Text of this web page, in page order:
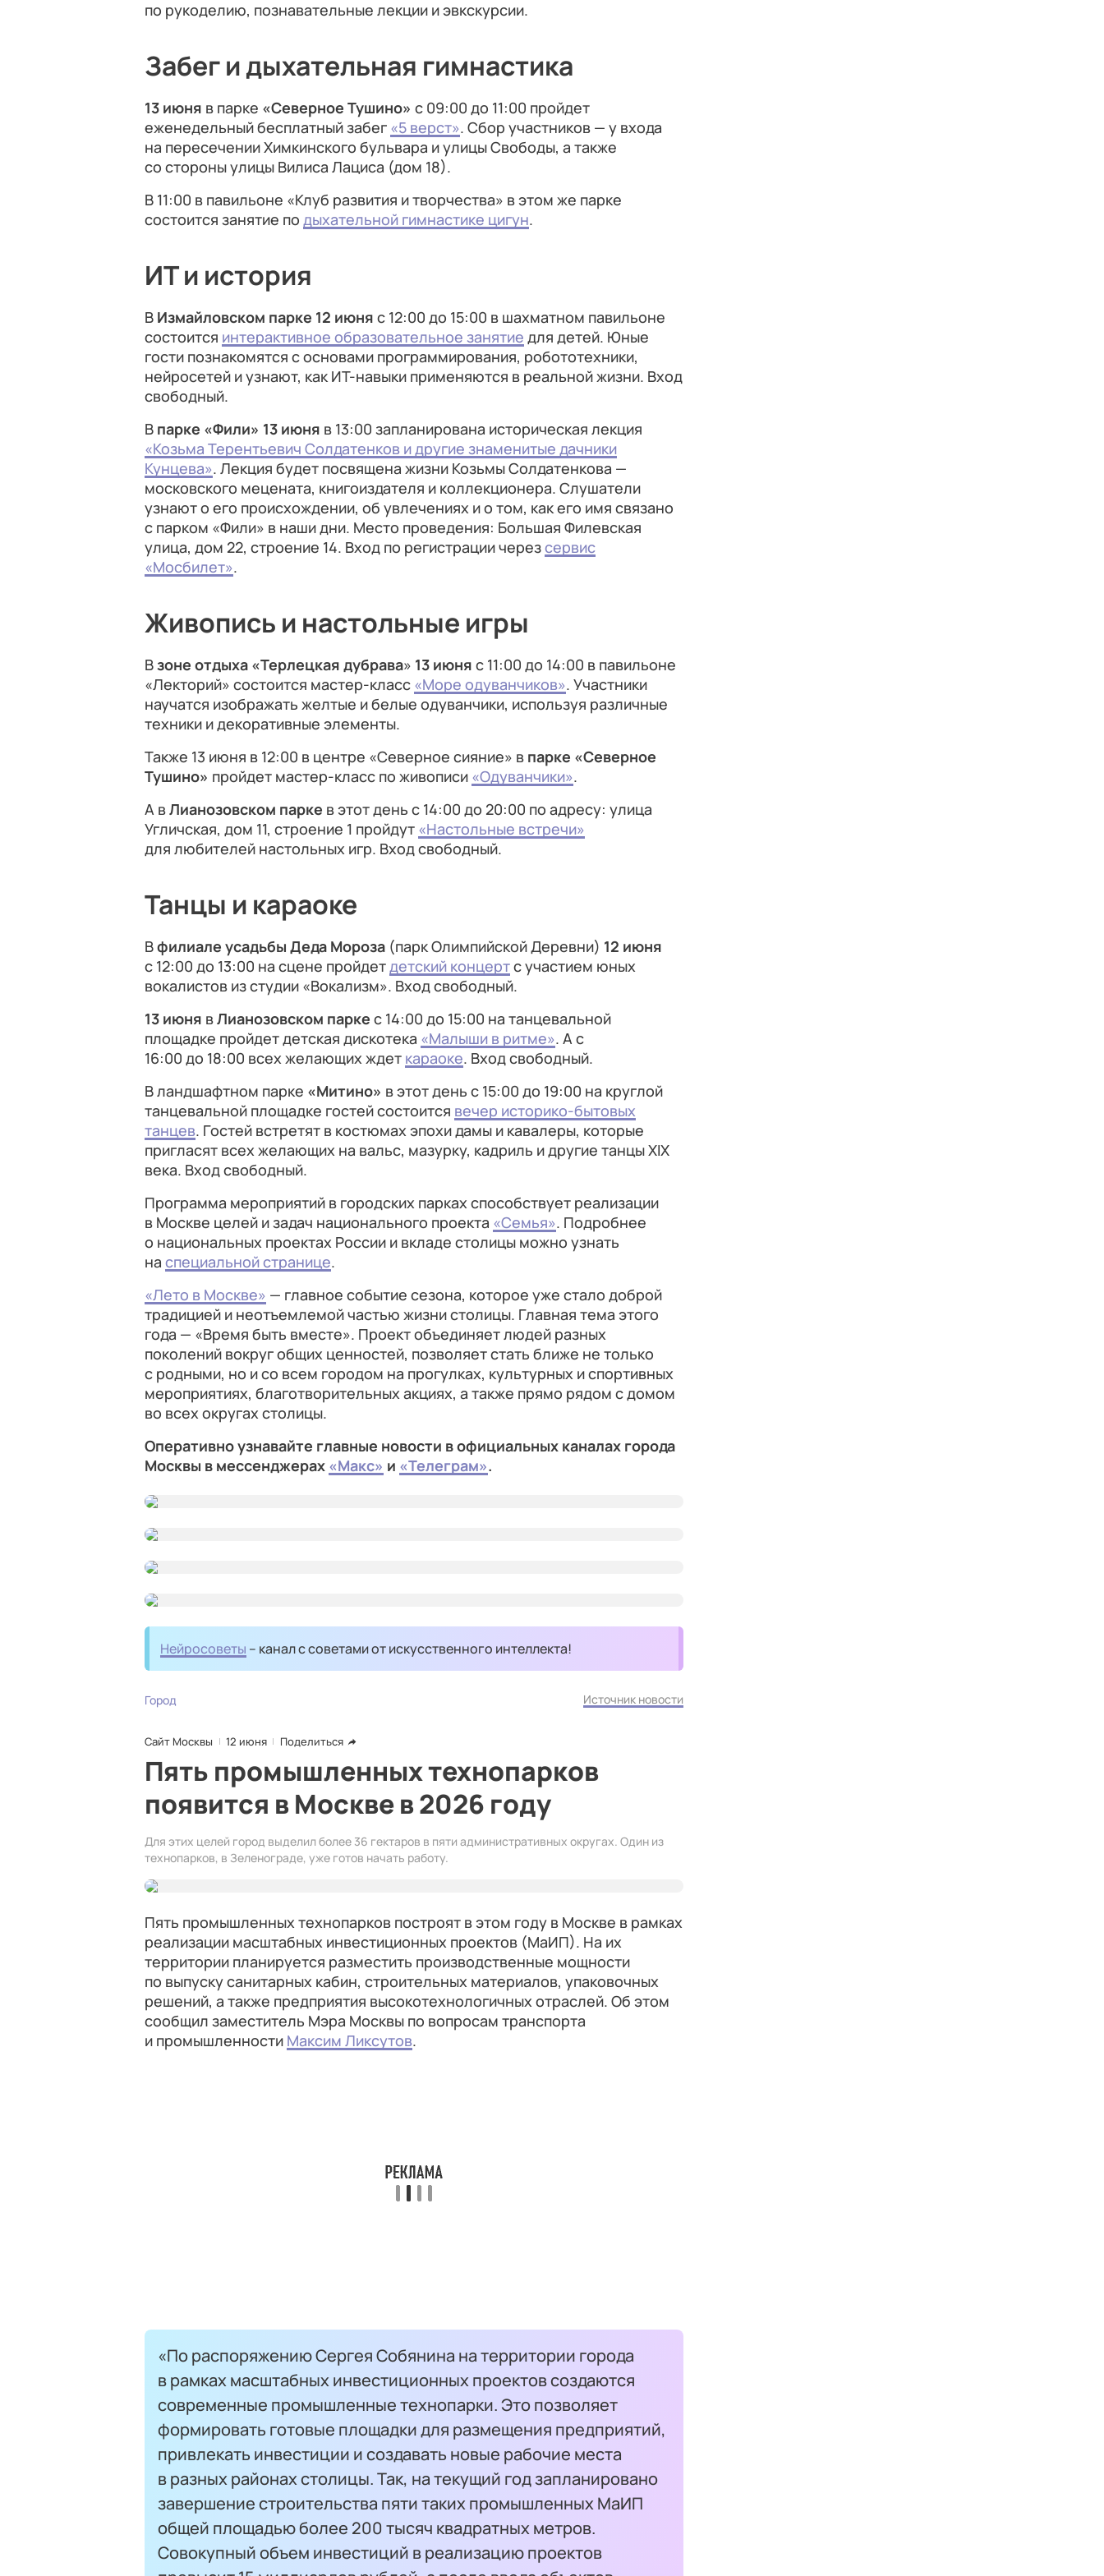
по рукоделию, познавательные лекции и эвкскурсии.
Забег и дыхательная гимнастика
13 июня в парке «Северное Тушино» с 09:00 до 11:00 пройдет
еженедельный бесплатный забег «5 верст». Сбор участников — у входа
на пересечении Химкинского бульвара и улицы Свободы, а также
со стороны улицы Вилиса Лациса (дом 18).
В 11:00 в павильоне «Клуб развития и творчества» в этом же парке
состоится занятие по дыхательной гимнастике цигун.
ИТ и история
В Измайловском парке 12 июня с 12:00 до 15:00 в шахматном павильоне
состоится интерактивное образовательное занятие для детей. Юные
гости познакомятся с основами программирования, робототехники,
нейросетей и узнают, как ИТ-навыки применяются в реальной жизни. Вход
свободный.
В парке «Фили» 13 июня в 13:00 запланирована историческая лекция
«Козьма Терентьевич Солдатенков и другие знаменитые дачники
Кунцева». Лекция будет посвящена жизни Козьмы Солдатенкова —
московского мецената, книгоиздателя и коллекционера. Слушатели
узнают о его происхождении, об увлечениях и о том, как его имя связано
с парком «Фили» в наши дни. Место проведения: Большая Филевская
улица, дом 22, строение 14. Вход по регистрации черезсервис
«Мосбилет».
Живопись и настольные игры
Взоне отдыха «Терлецкая дубрава» 13 июня с 11:00 до 14:00 в павильоне
«Лекторий» состоится мастер-класс «Море одуванчиков». Участники
научатся изображать желтые и белые одуванчики, используя различные
техники и декоративные элементы.
Также 13 июня в 12:00 в центре «Северное сияние» в парке «Северное
Тушино» пройдет мастер-класс по живописи «Одуванчики».
А вЛианозовском парке в этот день с 14:00 до 20:00 по адресу: улица
Угличская, дом 11, строение 1 пройдут «Настольные встречи»
для любителей настольных игр. Вход свободный.
Танцы и караоке
Вфилиале усадьбы Деда Мороза (парк Олимпийской Деревни) 12 июня
с 12:00 до 13:00 на сцене пройдетдетский концертс участием юных
вокалистов из студии «Вокализм». Вход свободный.
13 июня вЛианозовском парке с 14:00 до 15:00 на танцевальной
площадке пройдет детская дискотека «Малыши в ритме». А с
16:00 до 18:00 всех желающих ждет караоке. Вход свободный.
В ландшафтном парке «Митино» в этот день с 15:00 до 19:00 на круглой
танцевальной площадке гостей состоится вечер историко-бытовых
танцев. Гостей встретят в костюмах эпохи дамы и кавалеры, которые
пригласят всех желающих на вальс, мазурку, кадриль и другие танцы XIX
века. Вход свободный.
Программа мероприятий в городских парках способствует реализации
в Москве целей и задач национального проекта «Семья». Подробнее
о национальных проектах России и вкладе столицы можно узнать
на специальной странице.
«Лето в Москве» — главное событие сезона, которое уже стало доброй
традицией и неотъемлемой частью жизни столицы. Главная тема этого
года — «Время быть вместе». Проект объединяет людей разных
поколений вокруг общих ценностей, позволяет стать ближе не только
с родными, но и со всем городом на прогулках, культурных и спортивных
мероприятиях, благотворительных акциях, а также прямо рядом с домом
во всех округах столицы.
Оперативно узнавайте главные новости в официальных каналах города
Москвы в мессенджерах «Макс» и «Телеграм».
Нейросоветы – канал с советами от искусственного интеллекта!
Город Источник новости
Сайт Москвы 12 июня Поделиться
Пять промышленных технопарков
появится в Москве в 2026 году
Для этих целей город выделил более 36 гектаров в пяти административных округах. Один из
технопарков, в Зеленограде, уже готов начать работу.
Пять промышленных технопарков построят в этом году в Москве в рамках
реализации масштабных инвестиционных проектов (МаИП). На их
территории планируется разместить производственные мощности
по выпуску санитарных кабин, строительных материалов, упаковочных
решений, а также предприятия высокотехнологичных отраслей. Об этом
сообщил заместитель Мэра Москвы по вопросам транспорта
и промышленности Максим Ликсутов.
«По распоряжению Сергея Собянина на территории города
в рамках масштабных инвестиционных проектов создаются
современные промышленные технопарки. Это позволяет
формировать готовые площадки для размещения предприятий,
привлекать инвестиции и создавать новые рабочие места
в разных районах столицы. Так, на текущий год запланировано
завершение строительства пяти таких промышленных МаИП
общей площадью более 200 тысяч квадратных метров.
Совокупный объем инвестиций в реализацию проектов